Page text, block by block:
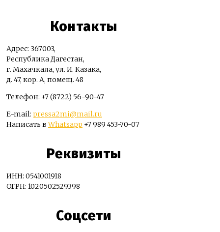
Контакты
Адрес: 367003,
Республика Дагестан,
г. Махачкала, ул. И. Казака,
д. 47, кор. А, помещ. 48
Телефон: +7 (8722) 56-90-47
E-mail: pressa2mi@mail.ru
Написать вWhatsapp +7 989 453-70-07
Реквизиты
ИНН: 0541001918
ОГРН: 1020502529398
Соцсети